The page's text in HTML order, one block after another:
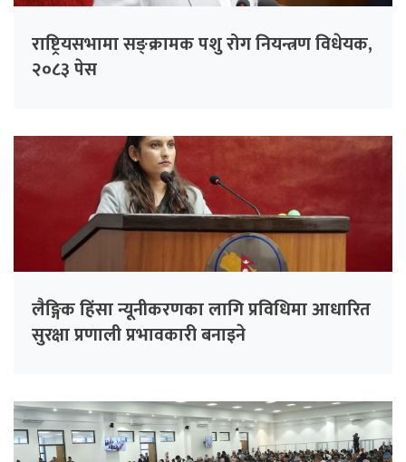
राष्ट्रियसभामा सङ्क्रामक पशु रोग नियन्त्रण विधेयक,
२०८३ पेस
लैङ्गिक हिंसा न्यूनीकरणका लागि प्रविधिमा आधारित
सुरक्षा प्रणाली प्रभावकारी बनाइने